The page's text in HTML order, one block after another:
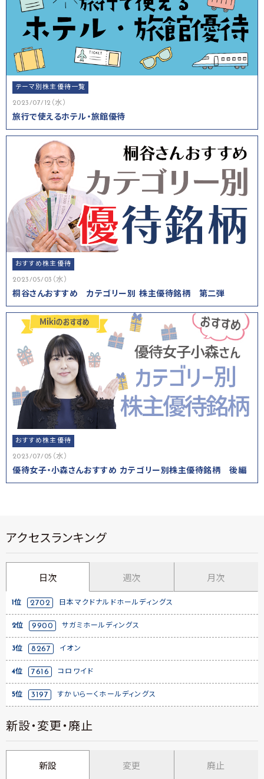
テーマ別株主優待一覧
2023/07/12（水）
旅行で使えるホテル・旅館優待
おすすめ株主優待
2023/05/03（水）
桐谷さんおすすめ カテゴリー別 株主優待銘柄 第二弾
おすすめ株主優待
2023/07/05（水）
優待女子・小森さんおすすめ カテゴリー別株主優待銘柄 後編
アクセスランキング
日次 週次 月次
1位 2702 日本マクドナルドホールディングス
2位 9900 サガミホールディングス
3位 8267 イオン
4位 7616 コロワイド
5位 3197 すかいらーくホールディングス
新設・変更・廃止
新設 変更 廃止